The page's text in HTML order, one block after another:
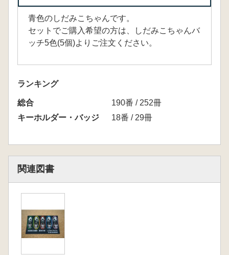
青色のしだみこちゃんです。
セットでご購入希望の方は、しだみこちゃんバ
ッチ5色(5個)よりご注文ください。
ランキング
総合
190番 / 252冊
キーホルダー・バッジ
18番 / 29冊
関連図書